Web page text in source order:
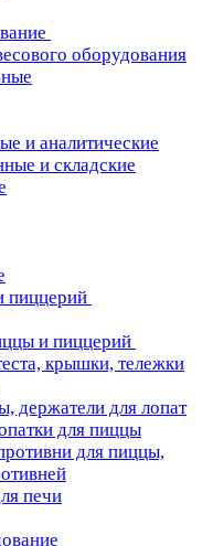
оборудования
и аналитические
и складские
пиццерий
и пиццерий
крышки, тележки
держатели для лопат
для пиццы
для пиццы,
печи